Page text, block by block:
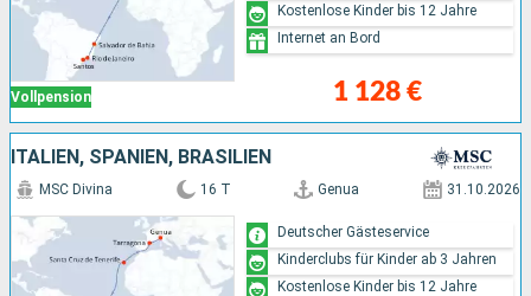
Vollpension 1 128 €
Kostenlose Kinder bis 12 Jahre
Internet an Bord
ITALIEN, SPANIEN, BRASILIEN
MSC Divina 16 T Genua 31.10.2026
Deutscher Gästeservice
Kinderclubs für Kinder ab 3 Jahren
Kostenlose Kinder bis 12 Jahre